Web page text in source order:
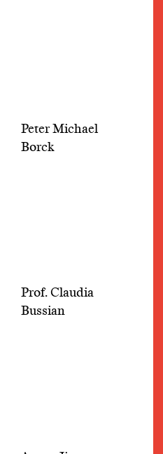
Peter Michael
Borck
Prof. Claudia
Bussian